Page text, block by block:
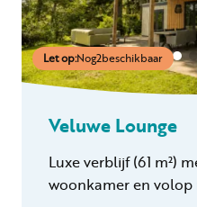
Let op:Nog2beschikbaar
Veluwe Lounge
Luxe verblijf (61 m²)
woonkamer en